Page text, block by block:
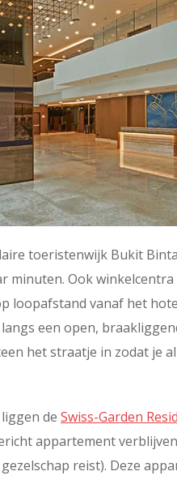
toeristenwijk Bukit
minuten. Ook winkelcentra
loopafstand vanaf het
een open,
het straatje in zodat je
de Swiss-Garden
appartement
reist). Deze